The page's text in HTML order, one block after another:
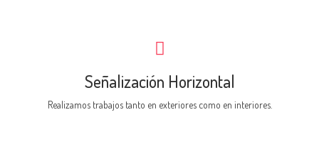
Señalización Horizontal
Realizamos trabajos tanto en exteriores como en interiores.